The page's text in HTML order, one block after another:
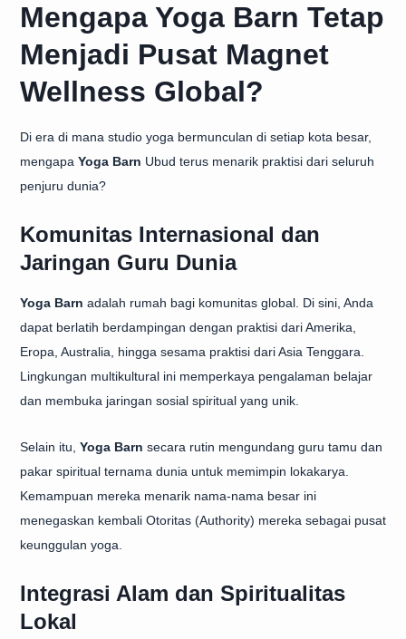
Mengapa Yoga Barn Tetap
Menjadi Pusat Magnet
Wellness Global?
Di era di mana studio yoga bermunculan di setiap kota besar,
mengapa Yoga Barn Ubud terus menarik praktisi dari seluruh
penjuru dunia?
Komunitas Internasional dan
Jaringan Guru Dunia
Yoga Barn adalah rumah bagi komunitas global. Di sini, Anda
dapat berlatih berdampingan dengan praktisi dari Amerika,
Eropa, Australia, hingga sesama praktisi dari Asia Tenggara.
Lingkungan multikultural ini memperkaya pengalaman belajar
dan membuka jaringan sosial spiritual yang unik.
Selain itu, Yoga Barn secara rutin mengundang guru tamu dan
pakar spiritual ternama dunia untuk memimpin lokakarya.
Kemampuan mereka menarik nama-nama besar ini
menegaskan kembali Otoritas (Authority) mereka sebagai pusat
keunggulan yoga.
Integrasi Alam dan Spiritualitas
Lokal